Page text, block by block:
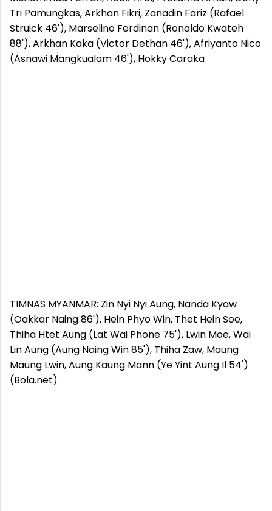
Tri Pamungkas, Arkhan Fikri, Zanadin Fariz (Rafael
Struick 46'), Marselino Ferdinan (Ronaldo Kwateh
88'), Arkhan Kaka (Victor Dethan 46'), Afriyanto Nico
(Asnawi Mangkualam 46'), Hokky Caraka
TIMNAS MYANMAR: Zin Nyi Nyi Aung, Nanda Kyaw
(Oakkar Naing 86'), Hein Phyo Win, Thet Hein Soe,
Thiha Htet Aung (Lat Wai Phone 75'), Lwin Moe, Wai
Lin Aung (Aung Naing Win 85'), Thiha Zaw, Maung
Maung Lwin, Aung Kaung Mann (Ye Yint Aung Il 54')
(Bola.net)